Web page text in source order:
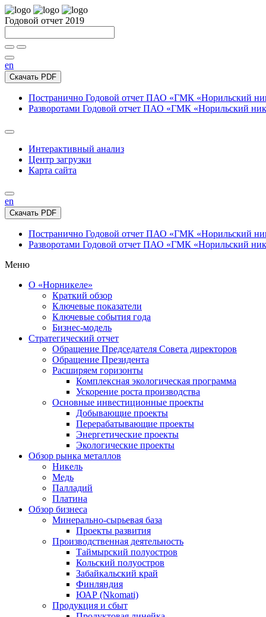
Годовой отчет 2019
en
Скачать PDF
Постранично Годовой отчет ПАО «ГМК «Норильский
Разворотами Годовой отчет ПАО «ГМК «Норильский
Интерактивный анализ
Центр загрузки
Карта сайта
en
Скачать PDF
Постранично Годовой отчет ПАО «ГМК «Норильский
Разворотами Годовой отчет ПАО «ГМК «Норильский
Меню
О «Норникеле»
Краткий обзор
Ключевые показатели
Ключевые события года
Бизнес-модель
Стратегический отчет
Обращение Председателя Совета директоров
Обращение Президента
Расширяем горизонты
Комплексная экологическая программа
Ускорение роста производства
Основные инвестиционные проекты
Добывающие проекты
Перерабатывающие проекты
Энергетические проекты
Экологические проекты
Обзор рынка металлов
Никель
Медь
Палладий
Платина
Обзор бизнеса
Минерально-сырьевая база
Проекты развития
Производственная деятельность
Таймырский полуостров
Кольский полуостров
Забайкальский край
Финляндия
ЮАР (Nkomati)
Продукция и сбыт